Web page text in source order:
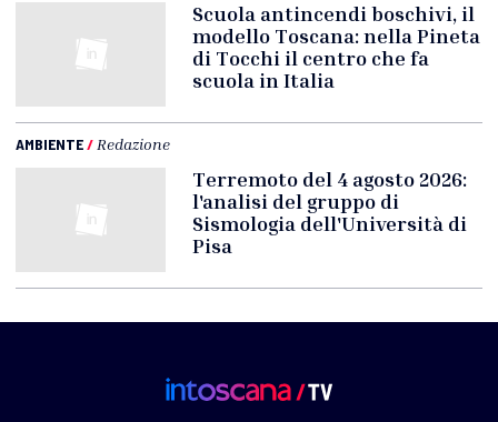
Scuola antincendi boschivi, il
modello Toscana: nella Pineta
di Tocchi il centro che fa
scuola in Italia
AMBIENTE/ Redazione
Terremoto del 4 agosto 2026:
l'analisi del gruppo di
Sismologia dell'Università di
Pisa